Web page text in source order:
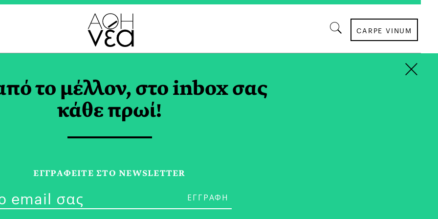
CARPE VINUM
ΓΝΩΣΕΩΝ TAG
ΔΕΣΠΟΙΝΑ ΡΑΜΜΟΥ
το μέλλον, στο inbox σας
κάθε πρωί!
ΕΓΓPΑΦΕΙΤΕ ΣΤΟ NEWSLETTER
×